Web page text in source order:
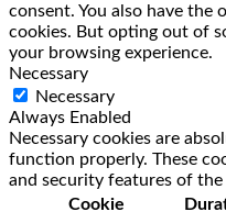
consent. You also have
cookies. But opting out of
your browsing experience.
Necessary
Necessary
Always Enabled
Necessary cookies are
function properly. These
and security features of
Cookie